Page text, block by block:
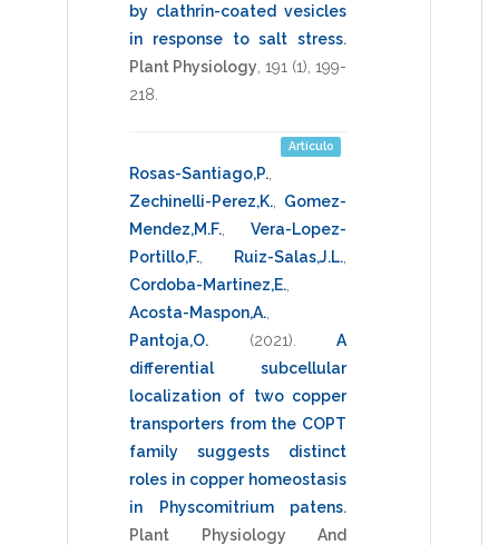
by clathrin-coated vesicles
in response to salt stress.
Plant Physiology 191 (1), 199-
218
Artículo
Rosas-Santiago,P.
Zechinelli-Perez,K.
Gomez-
Mendez,M.F.
Vera-Lopez-
Portillo,F.
Ruiz-Salas,J.L.
Cordoba-Martinez,E.
Acosta-Maspon,A.
Pantoja,O.
(2021)
A
differential subcellular
localization of two copper
transporters from the COPT
family suggests distinct
roles in copper homeostasis
in Physcomitrium patens.
Plant Physiology And